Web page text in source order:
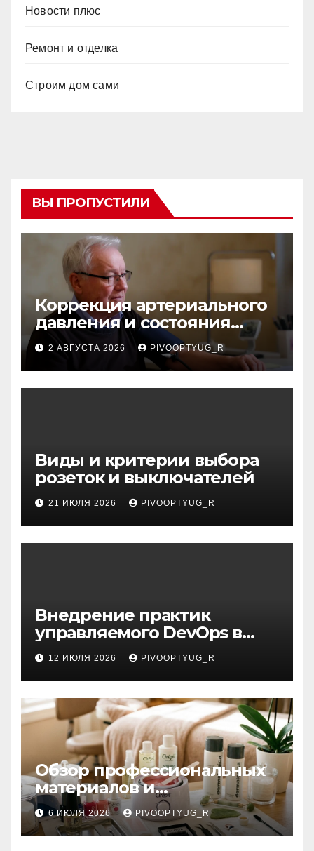
Новости плюс
Ремонт и отделка
Строим дом сами
ВЫ ПРОПУСТИЛИ
Коррекция артериального
давления и состояния
сосудов в профилактике
инсульта
2 АВГУСТА 2026 PIVOOPTYUG_R
Виды и критерии выбора
розеток и выключателей
21 ИЮЛЯ 2026 PIVOOPTYUG_R
Внедрение практик
управляемого DevOps в
корпоративную ИТ-
инфраструктуру
12 ИЮЛЯ 2026 PIVOOPTYUG_R
Обзор профессиональных
материалов и
инструментов для
маникюра, депиляции,
наращивания ресниц и
6 ИЮЛЯ 2026 PIVOOPTYUG_R